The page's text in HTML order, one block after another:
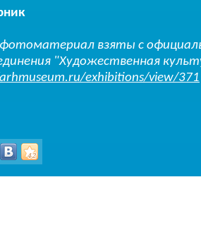
взяты с
"Художественная
exhibitions/view/371